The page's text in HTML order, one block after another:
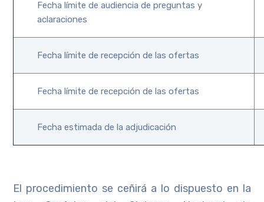
Fecha límite de audiencia de preguntas y
aclaraciones
Fecha límite de recepción de las ofertas
Fecha límite de recepción de las ofertas
Fecha estimada de la adjudicación
El procedimiento se ceñirá a lo dispuesto en la